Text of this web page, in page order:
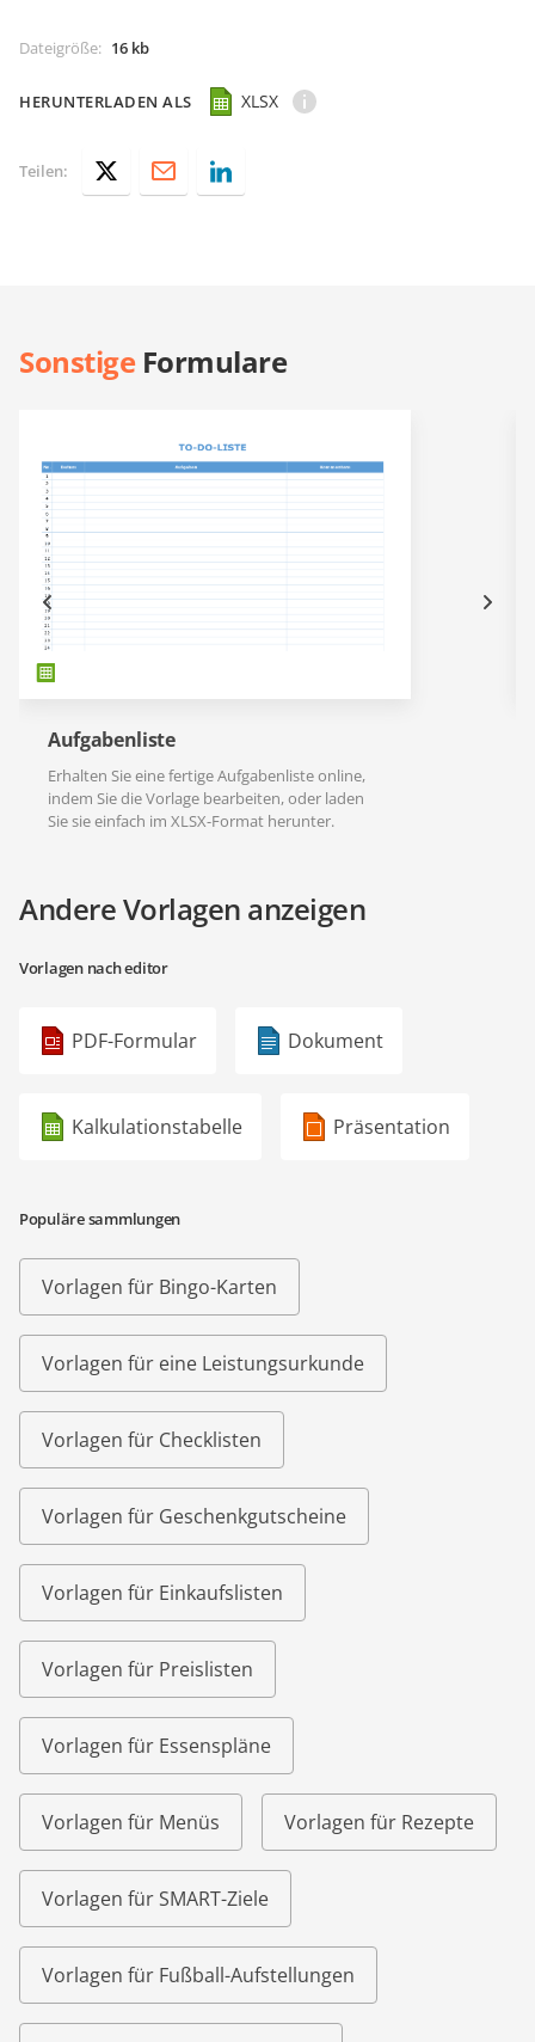
Dateigröße: 16 kb
HERUNTERLADEN ALS XLSX
Teilen:
SonstigeFormulare
Aufgabenliste
Erhalten Sie eine fertige Aufgabenliste online,
indem Sie die Vorlage bearbeiten, oder laden
Sie sie einfach im XLSX-Format herunter.
Andere Vorlagen anzeigen
Vorlagen nach editor
PDF-Formular Dokument
Kalkulationstabelle Präsentation
Populäre sammlungen
Vorlagen für Bingo-Karten
Vorlagen für eine Leistungsurkunde
Vorlagen für Checklisten
Vorlagen für Geschenkgutscheine
Vorlagen für Einkaufslisten
Vorlagen für Preislisten
Vorlagen für Essenspläne
Vorlagen für Menüs Vorlagen für Rezepte
Vorlagen für SMART-Ziele
Vorlagen für Fußball-Aufstellungen